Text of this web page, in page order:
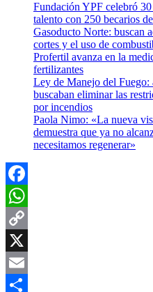
Fundación YPF celebró
talento con 250 becarios
Gasoducto Norte: buscan
cortes y el uso de
Profertil avanza en la
fertilizantes
Ley de Manejo del Fuego:
buscaban eliminar las
por incendios
Paola Nimo: «La nueva
demuestra que ya no
necesitamos regenerar»
Facebook
WhatsApp
Copy
Link
X
Email